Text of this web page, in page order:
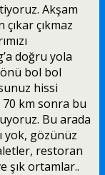
Akşam
çıkmaz
doğru yola
bol bol
hissi
70 km sonra bu
Bu arada
yok, gözünüz
restoran
şık ortamlar..